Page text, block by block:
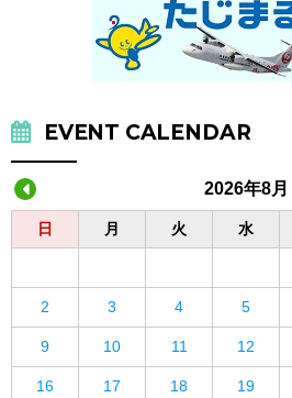
EVENT CALENDAR
2026年8月
日 月 火 水
2 3 4 5
9 10 11 12
16 17 18 19